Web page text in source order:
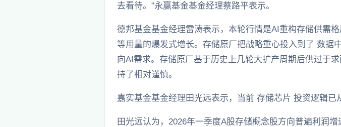
去看待。”永赢基金基金经理蔡路平表示。
德邦基金基金经理雷涛表示，本轮行情是AI重构存储供需
等用量的爆发式增长。存储原厂把战略重心投入到了 数据
向AI需求。存储原厂基于历史上几轮大扩产周期后供过于
持了相对谨慎。
嘉实基金基金经理田光远表示，当前 存储芯片 投资逻辑已
田光远认为，2026年一季度A股存储概念股方向普遍利润